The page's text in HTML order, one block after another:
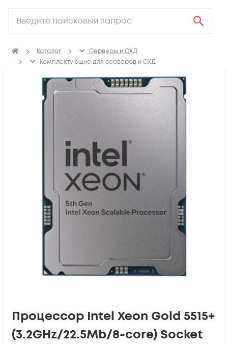
Каталог
Серверы и СХД
Комплектующие для серверов и СХД
Процессор Intel Xeon Gold 5515+
(3.2GHz/22.5Mb/8-core) Socket